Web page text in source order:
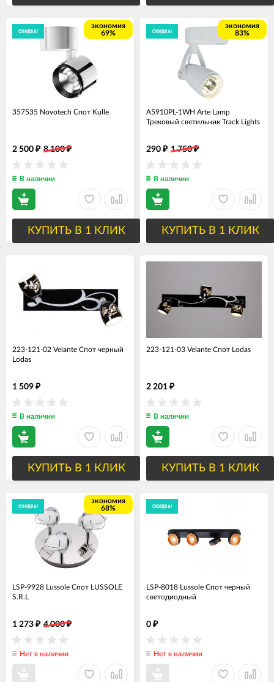
СКИДКА!
экономия
69%
357535 Novotech Спот Kulle
2 500 ₽ 8 100₽
В наличии
КУПИТЬ В 1 КЛИК
СКИДКА!
экономия
83%
A5910PL-1WH Arte Lamp
Трековый светильник Track Lights
290 ₽ 1 750₽
В наличии
КУПИТЬ В 1 КЛИК
223-121-02 Velante Спот черный
Lodas
1 509 ₽
В наличии
КУПИТЬ В 1 КЛИК
223-121-03 Velante Спот Lodas
2 201 ₽
В наличии
КУПИТЬ В 1 КЛИК
СКИДКА!
экономия
68%
LSP-9928 Lussole Спот LUSSOLE
S.R.L
1 273 ₽ 4 000₽
Нет в наличии
СКИДКА!
LSP-8018 Lussole Спот черный
светодиодный
0 ₽
Нет в наличии